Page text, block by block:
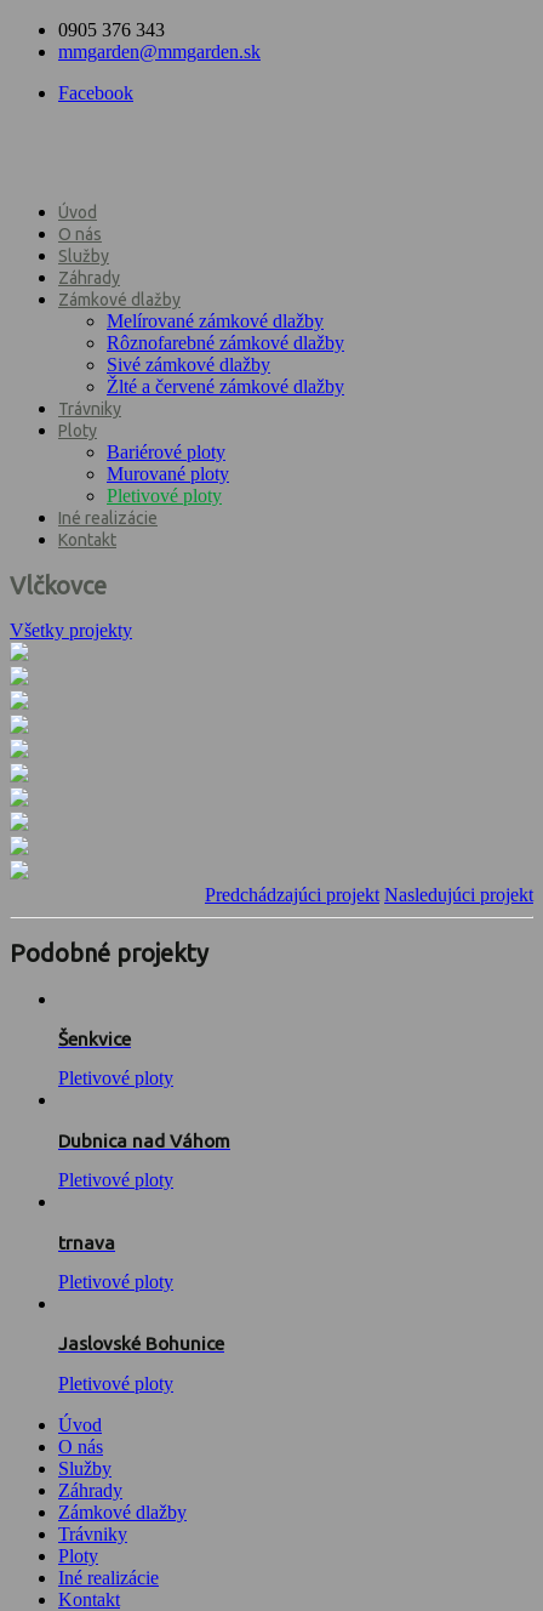
0905 376 343
mmgarden@mmgarden.sk
Facebook
Úvod
O nás
Služby
Záhrady
Zámkové dlažby
Melírované zámkové dlažby
Rôznofarebné zámkové dlažby
Sivé zámkové dlažby
Žlté a červené zámkové dlažby
Trávniky
Ploty
Bariérové ploty
Murované ploty
Pletivové ploty
Iné realizácie
Kontakt
Vlčkovce
Všetky projekty
Predchádzajúci projekt Nasledujúci projekt
Podobné projekty
Šenkvice
Pletivové ploty
Dubnica nad Váhom
Pletivové ploty
trnava
Pletivové ploty
Jaslovské Bohunice
Pletivové ploty
Úvod
O nás
Služby
Záhrady
Zámkové dlažby
Trávniky
Ploty
Iné realizácie
Kontakt